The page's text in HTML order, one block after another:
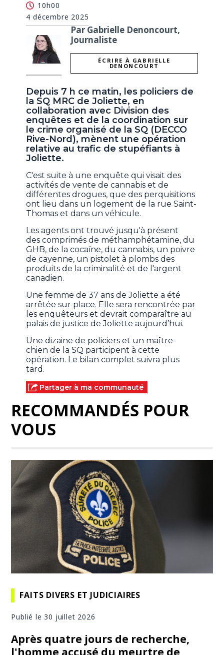
10h00
4 décembre 2025
Par Gabrielle Denoncourt,
Journaliste
ÉCRIRE À GABRIELLE
DENONCOURT
Depuis 7 h ce matin, les policiers de
la SQ MRC de Joliette, en
collaboration avec Division des
enquêtes et de la coordination sur
le crime organisé de la SQ (DECCO
Rive-Nord), mènent une opération
relative au trafic de stupéfiants à
Joliette.
C'est suite à une enquête qui visait des
activités de vente de cannabis et de
différentes drogues, que des perquisitions
ont lieu dans un logement de la rue Saint-
Thomas et dans un véhicule.
Les agents ont trouvé jusqu'à présent
des comprimés de méthamphétamine, du
GHB, de la cocaïne, du cannabis, un poivre
de cayenne, un pistolet à plombs des
produits de la criminalité et de l'argent
canadien.
Une femme de 37 ans de Joliette a été
arrêtée sur place. Elle sera rencontrée par
les enquêteurs et devrait comparaître au
palais de justice de Joliette aujourd’hui.
Une dizaine de policiers et un maître-
chien de la SQ participent à cette
opération. Le bilan complet suivra plus
tard.
Partager à ma communauté
RECOMMANDÉS POUR
VOUS
FAITS DIVERS ET JUDICIAIRES
Publié le 30 juillet 2026
Après quatre jours de recherche,
l'homme accusé du meurtre de